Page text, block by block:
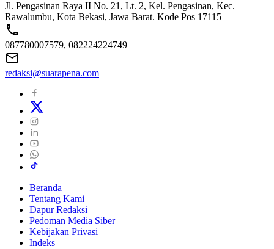
Jl. Pengasinan Raya II No. 21, Lt. 2, Kel. Pengasinan, Kec.
Rawalumbu, Kota Bekasi, Jawa Barat. Kode Pos 17115
087780007579, 082224224749
redaksi@suarapena.com
Beranda
Tentang Kami
Dapur Redaksi
Pedoman Media Siber
Kebijakan Privasi
Indeks